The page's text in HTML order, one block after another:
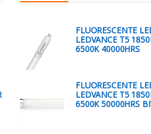
FLUORESCENTE
LEDVANCE T5
6500K 40000HRS
FLUORESCENTE
LEDVANCE T5
6500K 50000HRS